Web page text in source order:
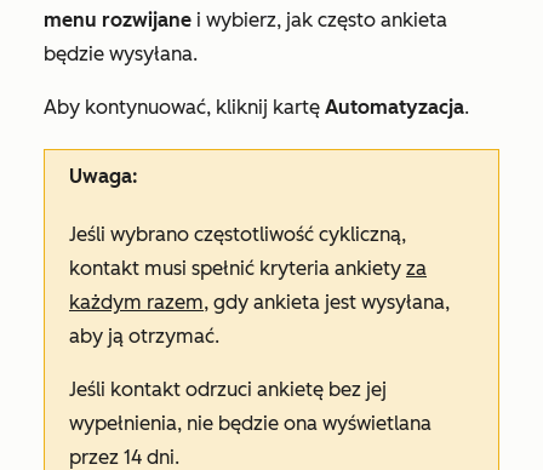
menu rozwijane i wybierz, jak często ankieta
będzie wysyłana.
Aby kontynuować, kliknij kartę Automatyzacja.
Uwaga:
Jeśli wybrano częstotliwość cykliczną,
kontakt musi spełnić kryteria ankiety za
każdym razem, gdy ankieta jest wysyłana,
aby ją otrzymać.
Jeśli kontakt odrzuci ankietę bez jej
wypełnienia, nie będzie ona wyświetlana
przez 14 dni.